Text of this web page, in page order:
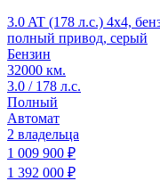
3.0 AT (178 л.с.) 4x4,
полный привод, серый
Бензин
32000 км.
3.0 / 178 л.с.
Полный
Автомат
2 владельца
1 009 900 ₽
1 392 000 ₽